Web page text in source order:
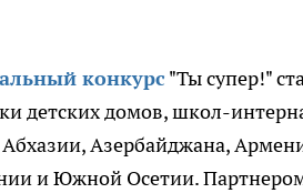
конкурс "Ты супер!"
детских домов, школ-
Азербайджана,
и Южной Осетии.